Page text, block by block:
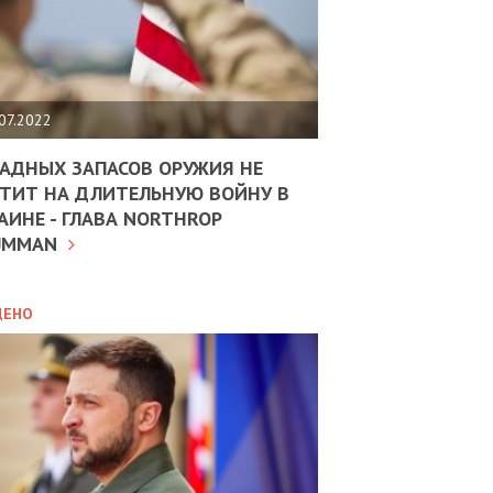
ЗАПАСОВ ОРУЖИЯ НЕ
НА ДЛИТЕЛЬНУЮ ВОЙНУ В
- ГЛАВА NORTHROP
10.02.2025